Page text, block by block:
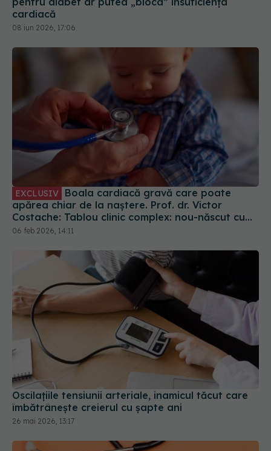
EXCLUSIV Boala cardiacă gravă care poate
apărea chiar de la naștere. Prof. dr. Victor
Costache: Tablou clinic complex: nou-născut cu
stenoză aortică
Oscilațiile tensiunii arteriale, inamicul tăcut care
îmbătrânește creierul cu șapte ani
26 mai 2026, 13:17